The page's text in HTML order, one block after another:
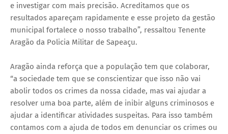
e investigar com mais precisão. Acreditamos que os
resultados apareçam rapidamente e esse projeto da gestão
municipal fortalece o nosso trabalho”, ressaltou Tenente
Aragão da Policia Militar de Sapeaçu.
Aragão ainda reforça que a população tem que colaborar,
“a sociedade tem que se conscientizar que isso não vai
abolir todos os crimes da nossa cidade, mas vai ajudar a
resolver uma boa parte, além de inibir alguns criminosos e
ajudar a identificar atividades suspeitas. Para isso também
contamos com a ajuda de todos em denunciar os crimes ou